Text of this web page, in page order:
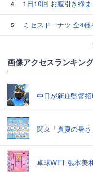
4 1日10回 お腹引き締
5
ミセスドーナツ 全4種
画像アクセスランキング
中日が新庄監督
関東「真夏の暑
卓球WTT 張本美